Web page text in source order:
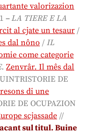
valorizazion
– LA TIERE E LA
al cjate un tesaur/
dal nôno / IL
come categorie
. Zenvrâr. Il mês dal
DE
di une
DE OCUPAZION
scjassade //
sul titul. Buine